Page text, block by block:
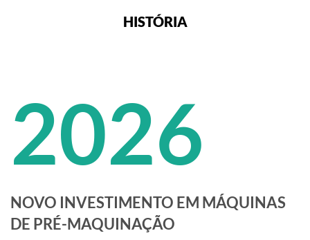
HISTÓRIA
2026
NOVO INVESTIMENTO EM MÁQUINAS
DE PRÉ-MAQUINAÇÃO